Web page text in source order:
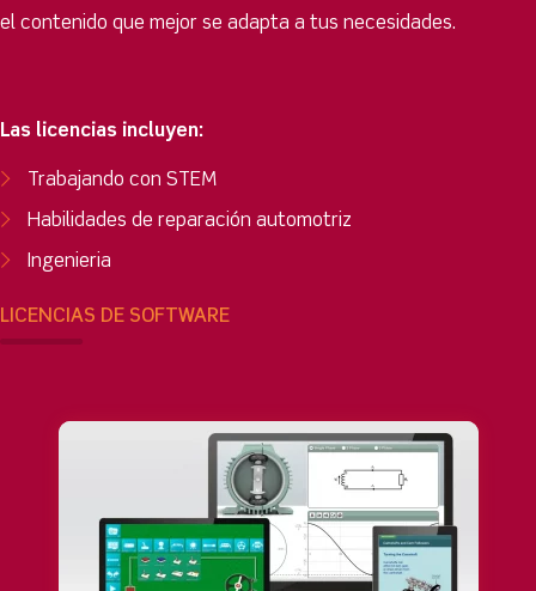
el contenido que mejor se adapta a tus necesidades.
Las licencias incluyen:
Trabajando con STEM
Habilidades de reparación automotriz
Ingenieria
LICENCIAS DE SOFTWARE